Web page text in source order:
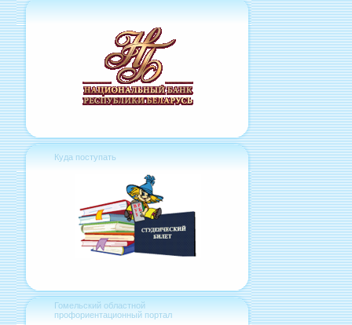
Куда поступать
Гомельский областной
профориентационный портал